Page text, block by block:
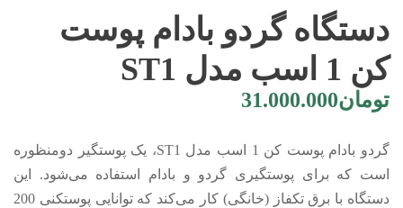
دستگاه گردو بادام پوست
کن 1 اسب مدل ST1
تومان31.000.000
گردو بادام پوست کن 1 اسب مدل ST1، یک پوستگیر دومنظوره
است که برای پوستگیری گردو و بادام استفاده می‌شود. این
دستگاه با برق تکفاز (خانگی) کار می‌کند که توانایی پوستکنی 200